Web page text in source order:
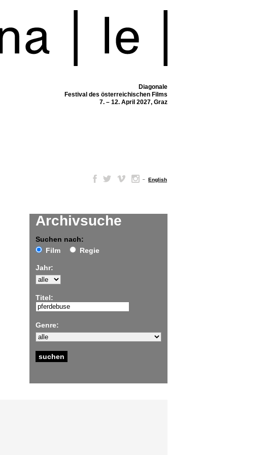
Diagonale
Festival des österreichischen Films
7. – 12. April 2027, Graz
– English
Archivsuche
Suchen nach:
Film
Regie
Jahr:
Titel:
Genre: